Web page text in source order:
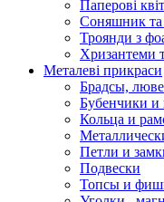
Паперові
Соняшник
Троянди з
Хризантеми
Металеві прикраси
Брадсы,
Бубенчики и
Кольца и
Петли и
Подвески
Топсы и